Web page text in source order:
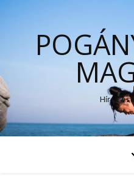
Hírek és